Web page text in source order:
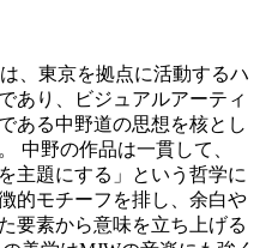
は、東京を拠点に活動するハ
あり、ビジュアルアーティ
ある中野道の思想を核とし
中野の作品は一貫して、
主題にする」という哲学に
的モチーフを排し、余白や
要素から意味を立ち上げる